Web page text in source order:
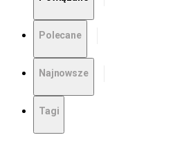
Polecane
Najnowsze
Tagi